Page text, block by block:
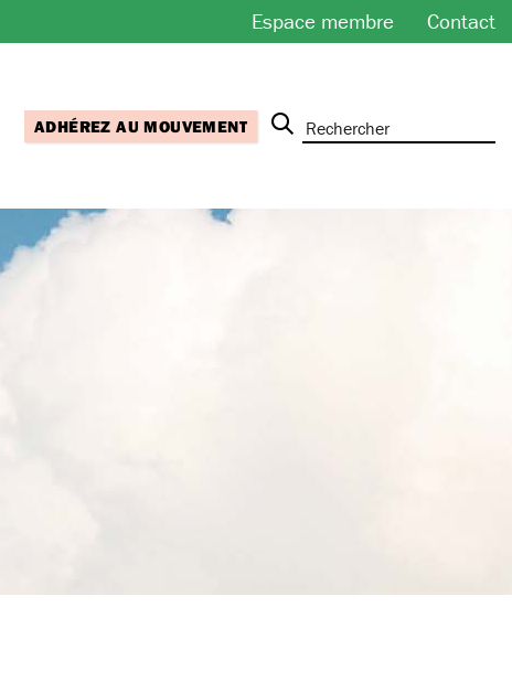
Espace membre Contact
ADHÉREZ AU MOUVEMENT